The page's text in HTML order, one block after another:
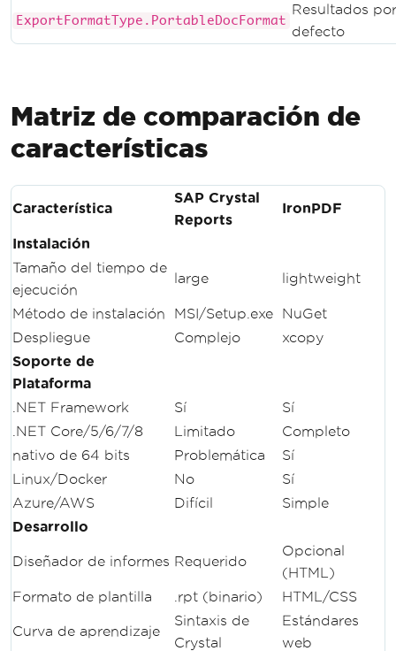
ExportFormatType.PortableDocFormat
Resultados por
defecto
Matriz de comparación de
características
Característica
SAP Crystal
Reports
IronPDF
Instalación
Tamaño del tiempo de
ejecución
large lightweight
Método de instalación MSI/Setup.exe
NuGet
Despliegue
Complejo
xcopy
Soporte de
Plataforma
.NET Framework
Sí
Sí
.NET Core/5/6/7/8
Limitado
Completo
nativo de 64 bits
Problemática
Sí
Linux/Docker
No
Sí
Azure/AWS
Difícil
Simple
Desarrollo
Diseñador de informes Requerido
Opcional
(HTML)
Formato de plantilla
.rpt (binario) HTML/CSS
Curva de aprendizaje
Sintaxis de
Crystal
Estándares
web